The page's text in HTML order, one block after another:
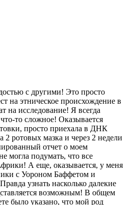
с другими! Это просто
на этническое происхождение в
на исследование! Я всегда
то сложное! Оказывается
просто приехала в ДНК
2 ротовых мазка и через 2 недели
отчет о моем
могла подумать, что все
А еще, оказывается, у меня
с Уороном Баффетом и
узнать насколько далекие
возможным! В общем
было указано, что мой род